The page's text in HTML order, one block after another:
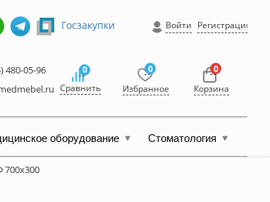
Госзакупки Войти Регистрация
480-05-96
0
Сравнить
0
Избранное
0
Корзина
оборудование Стоматология
700x300